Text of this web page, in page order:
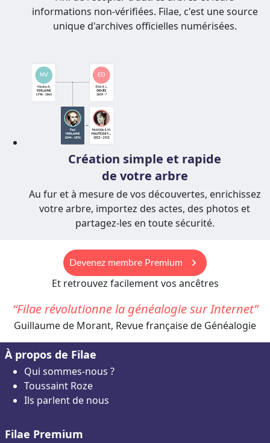
informations non-vérifiées. Filae, c'est une source
unique d'archives officielles numérisées.
Création simple et rapide
de votre arbre
Au fur et à mesure de vos découvertes, enrichissez
votre arbre, importez des actes, des photos et
partagez-les en toute sécurité.
Devenez membre Premium keyboard_arrow_right
Et retrouvez facilement vos ancêtres
Filae révolutionne la généalogie sur Internet
Guillaume de Morant, Revue française de Généalogie
À propos de Filae
Qui sommes-nous ?
Toussaint Roze
Ils parlent de nous
Filae Premium